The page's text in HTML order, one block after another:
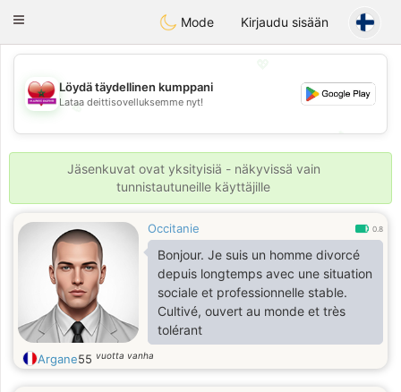
Maroc Dating
Toggle
Mode Kirjaudu sisään
💖
💕
💕
Löydä täydellinen kumppani
Lataa deittisovelluksemme nyt!
Jäsenkuvat ovat yksityisiä - näkyvissä vain
tunnistautuneille käyttäjille
Occitanie 0.8
Bonjour. Je suis un homme divorcé
depuis longtemps avec une situation
sociale et professionnelle stable.
Cultivé, ouvert au monde et très
tolérant
Argane55 vuotta vanha